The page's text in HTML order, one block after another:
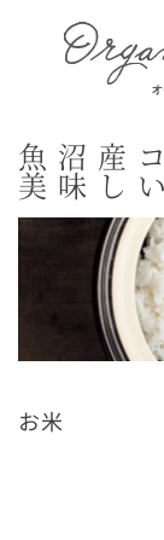
魚沼産
美味し
お米